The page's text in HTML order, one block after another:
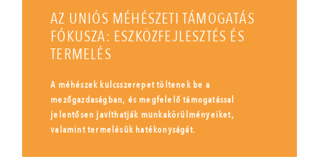
AZ UNIÓS MÉHÉSZETI TÁMOGATÁS
FÓKUSZA: ESZKÖZFEJLESZTÉS ÉS
TERMELÉS
A méhészek kulcsszerepet töltenek be a
mezőgazdaságban, és megfelelő támogatással
jelentősen javíthatják munkakörülményeiket,
valamint termelésük hatékonyságát.